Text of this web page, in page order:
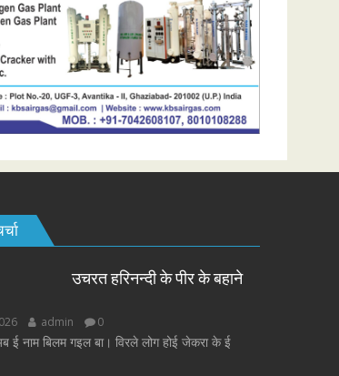
उचरत हरिनन्दी के पीर के बहाने
admin 0
ई नाम बिलम गइल बा। विरले लोग होई जेकरा के ई